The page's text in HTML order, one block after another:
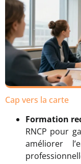
Cap vers la carte
Formation
RNCP pour
améliorer